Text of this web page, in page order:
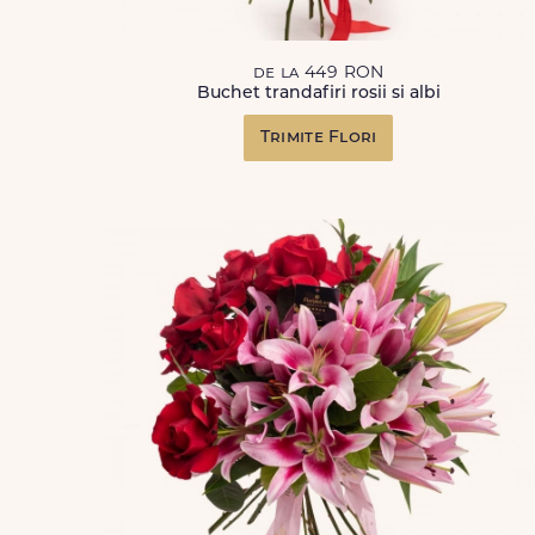
de la 449 RON
Buchet trandafiri rosii si albi
Trimite Flori